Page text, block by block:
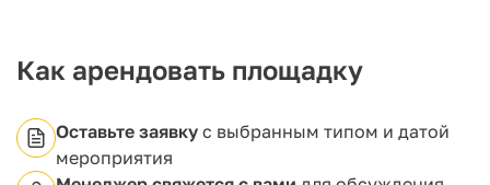
сопровождением, что гарантирует надежную
работу всех систем. Для удобства гостей
внутри здания, рассчитанная на 600 автомобилей.
Как арендовать площадку
Оставьте заявку с выбранным типом и датой
мероприятия